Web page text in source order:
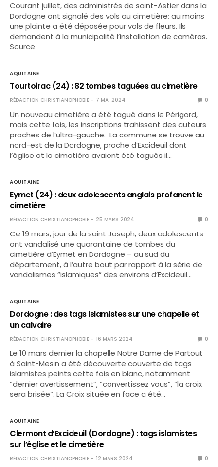
Courant juillet, des administrés de saint-Astier dans la
Dordogne ont signalé des vols au cimetière; au moins
une plainte a été déposée pour vols de fleurs. Ils
demandent à la municipalité l’installation de caméras.
Source
AQUITAINE
Tourtoirac (24) : 82 tombes taguées au cimetière
RÉDACTION CHRISTIANOPHOBIE 7 MAI 2024 0
Un nouveau cimetière a été tagué dans le Périgord,
mais cette fois, les inscriptions trahissent des auteurs
proches de l’ultra-gauche. La commune se trouve au
nord-est de la Dordogne, proche d’Excideuil dont
l’église et le cimetière avaient été tagués il…
AQUITAINE
Eymet (24) : deux adolescents anglais profanent le
cimetière
RÉDACTION CHRISTIANOPHOBIE 25 MARS 2024 0
Ce 19 mars, jour de la saint Joseph, deux adolescents
ont vandalisé une quarantaine de tombes du
cimetière d’Eymet en Dordogne – au sud du
département, à l’autre bout par rapport à la série de
vandalismes “islamiques” des environs d’Excideuil…
AQUITAINE
Dordogne : des tags islamistes sur une chapelle et
un calvaire
RÉDACTION CHRISTIANOPHOBIE 16 MARS 2024 0
Le 10 mars dernier la chapelle Notre Dame de Partout
à Saint-Mesin a été découverte couverte de tags
islamistes peints cette fois en blanc, notamment
“dernier avertissement”, “convertissez vous”, “la croix
sera brisée“. La Croix située en face a été…
AQUITAINE
Clermont d’Excideuil (Dordogne) : tags islamistes
sur l’église et le cimetière
RÉDACTION CHRISTIANOPHOBIE 12 MARS 2024 0